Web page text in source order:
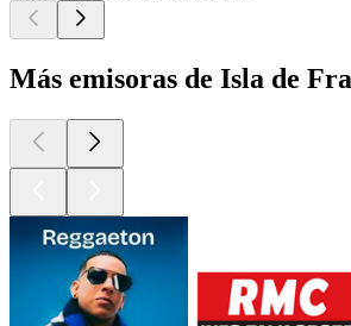
Más emisoras de Isla de